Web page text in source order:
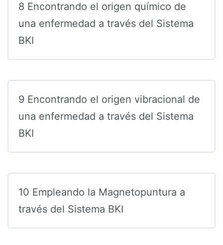
8 Encontrando el origen químico de
una enfermedad a través del Sistema
BKI
9 Encontrando el origen vibracional de
una enfermedad a través del Sistema
BKI
10 Empleando la Magnetopuntura a
través del Sistema BKI